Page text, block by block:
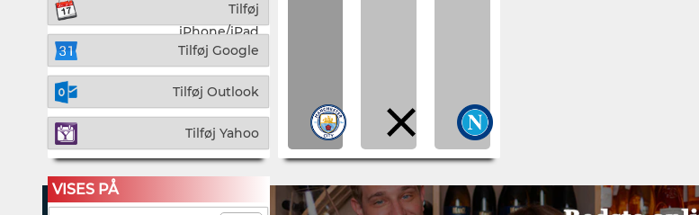
Tilføj
iPhone/iPad
Tilføj Google
Tilføj Outlook
Tilføj Yahoo
VISES PÅ